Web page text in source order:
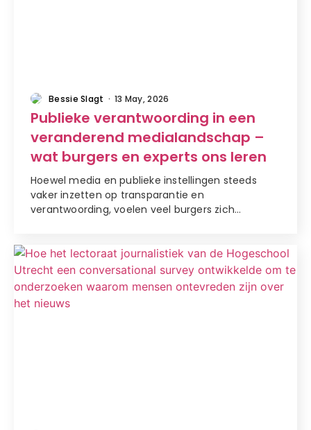
Bessie Slagt · 13 May, 2026
Publieke verantwoording in een
veranderend medialandschap –
wat burgers en experts ons leren
Hoewel media en publieke instellingen steeds
vaker inzetten op transparantie en
verantwoording, voelen veel burgers zich…